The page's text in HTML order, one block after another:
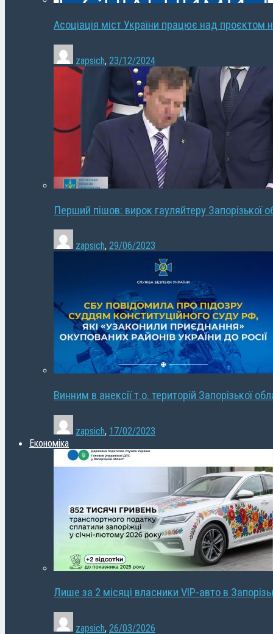
Асоціація міст України працює над проєктом
zapsich, 23/12/2024
Перший пішов: вирок гауляйтеру Запорізької
zapsich, 29/06/2023
Винним в анексії т.о. територій Запорізької
zapsich, 17/02/2023
Економіка
Лише за 2 місяці власники VIP-авто в
zapsich, 26/03/2026